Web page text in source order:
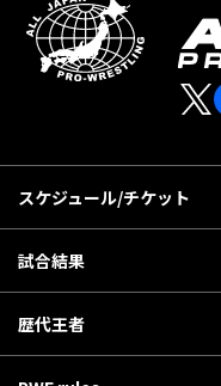
スケジュール/チケット
歴代王者
試合結果